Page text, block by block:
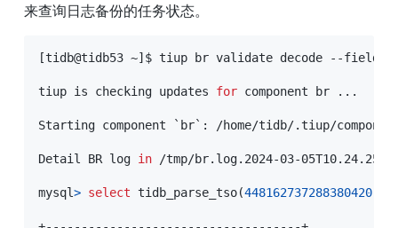
来查询日志备份的任务状态。
[tidb@tidb53 ~] $ tiup br validate decode --field
tiup is checking updates for component br .. .
Starting component ` br` : /home/tidb/.tiup/
Detail BR log in /tmp/br.log.2024-03-
mysql> select tidb_parse_tso(448162737288380420